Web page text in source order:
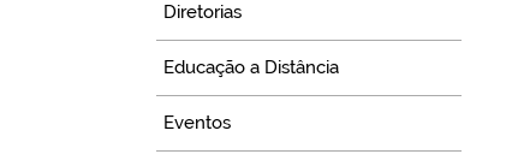
Diretorias
Educação a Distância
Eventos